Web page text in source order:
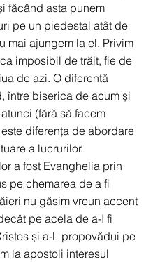
făcând asta punem
pe un piedestal atât de
mai ajungem la el. Privim
imposibil de trăit, fie de
de azi. O diferență
între biserica de acum și
(fără să facem
diferența de abordare
a lucrurilor.
a fost Evanghelia prin
pe chemarea de a fi
nu găsim vreun accent
pe acela de a-I fi
și a-L propovădui pe
la apostoli interesul